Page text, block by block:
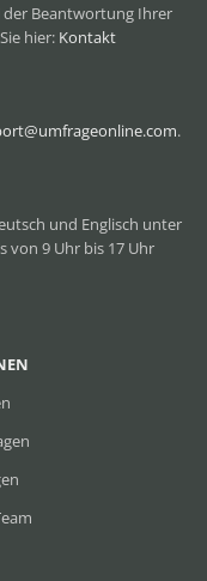
der Beantwortung Ihrer
hier: Kontakt
.
und Englisch unter
von 9 Uhr bis 17 Uhr